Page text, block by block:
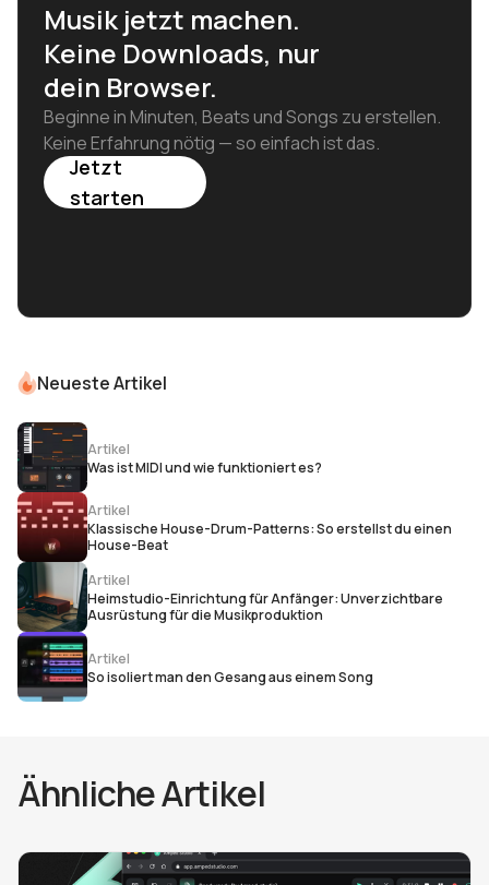
Musik jetzt machen.
Keine Downloads, nur
dein Browser.
Beginne in Minuten, Beats und Songs zu erstellen.
Keine Erfahrung nötig — so einfach ist das.
Jetzt
starten
Neueste Artikel
Artikel
Was ist MIDI und wie funktioniert es?
Artikel
Klassische House-Drum-Patterns: So erstellst du einen
House-Beat
Artikel
Heimstudio-Einrichtung für Anfänger: Unverzichtbare
Ausrüstung für die Musikproduktion
Artikel
So isoliert man den Gesang aus einem Song
Ähnliche Artikel